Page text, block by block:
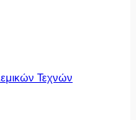
Τεχνών